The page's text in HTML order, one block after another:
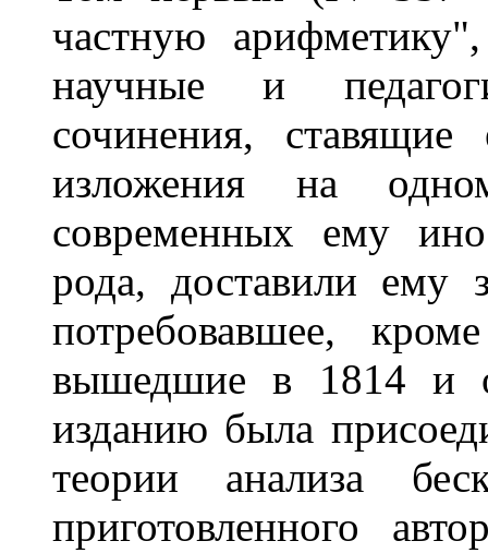
частную
научные и
сочинения,
изложения на
современных ему
рода, доставили ему
потребовавшее,
вышедшие в 1814 и
изданию была
теории анализа
приготовленного